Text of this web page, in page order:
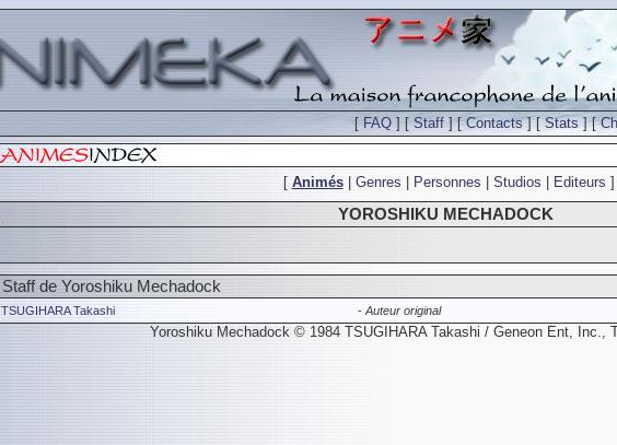
[FAQ ] [Staff ] [Contacts] [Stats] [
[ Animés| Genres Personnes Studios Editeurs ]
YOROSHIKU MECHADOCK
Staff de Yoroshiku Mechadock
TSUGIHARA Takashi - Auteur original
Yoroshiku Mechadock © 1984 TSUGIHARA Takashi / Geneon Ent, Inc.,